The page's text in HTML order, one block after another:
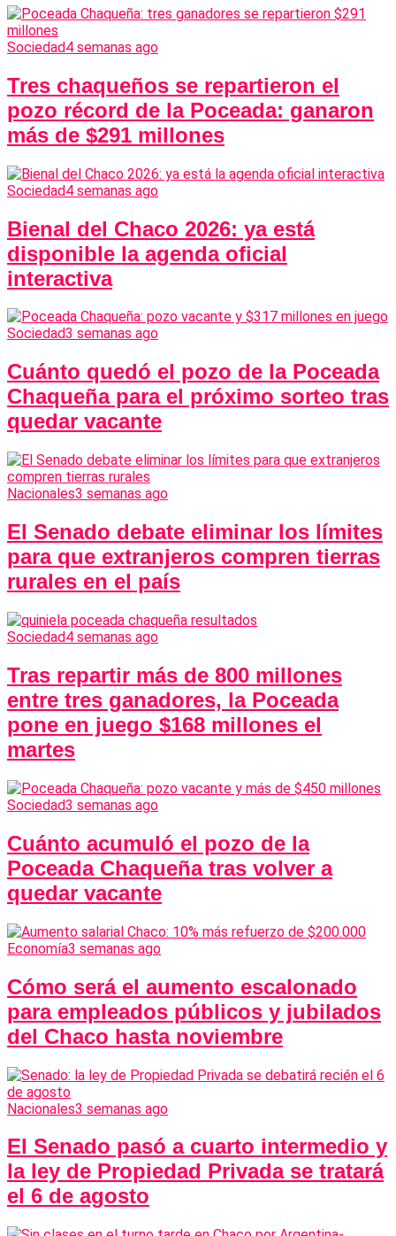
Sociedad4 semanas ago
Tres chaqueños se repartieron el
pozo récord de la Poceada: ganaron
más de $291 millones
Sociedad4 semanas ago
Bienal del Chaco 2026: ya está
disponible la agenda oficial
interactiva
Sociedad3 semanas ago
Cuánto quedó el pozo de la Poceada
Chaqueña para el próximo sorteo tras
quedar vacante
Nacionales3 semanas ago
El Senado debate eliminar los límites
para que extranjeros compren tierras
rurales en el país
Sociedad4 semanas ago
Tras repartir más de 800 millones
entre tres ganadores, la Poceada
pone en juego $168 millones el
martes
Sociedad3 semanas ago
Cuánto acumuló el pozo de la
Poceada Chaqueña tras volver a
quedar vacante
Economía3 semanas ago
Cómo será el aumento escalonado
para empleados públicos y jubilados
del Chaco hasta noviembre
Nacionales3 semanas ago
El Senado pasó a cuarto intermedio y
la ley de Propiedad Privada se tratará
el 6 de agosto